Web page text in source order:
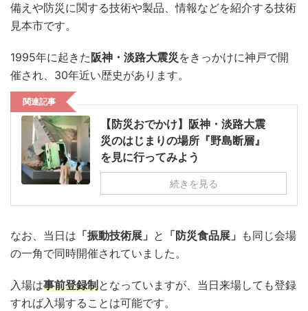
備えや防災に関する技術や製品、情報などを紹介する技術
見本市です。
1995年に起きた 阪神・淡路大震災 をきっかけに神戸で開
催され、30年近い歴史があります。
関連記事
【防災おでかけ】阪神・淡路大震
災のはじまりの場所『野島断層』
を見に行ってみよう
続きを見る
なお、当日は 「振動技術展」 と 「防災食品展」 も同じ会場
の一角で同時開催されていました。
入場は事前登録制となっていますが、当日来場しても登録
すれば入場することは可能です。